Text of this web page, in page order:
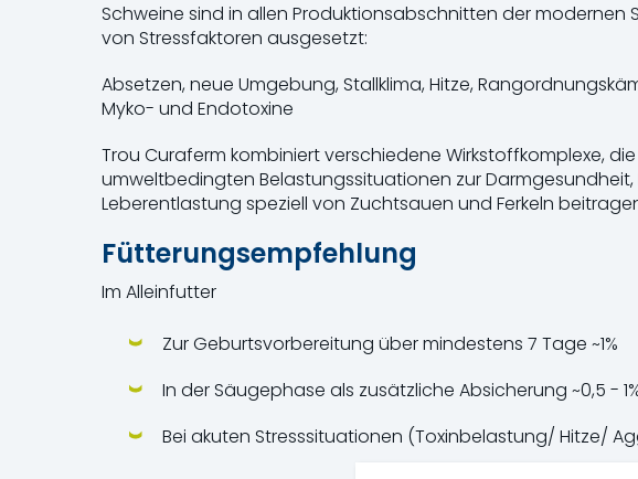
Schweine sind in allen Produktionsabschnitten der modernen
von Stressfaktoren ausgesetzt:
Absetzen, neue Umgebung, Stallklima, Hitze,
Myko- und Endotoxine
Trou Curaferm kombiniert verschiedene Wirkstoffkomplexe,
umweltbedingten Belastungssituationen zur
Leberentlastung speziell von Zuchtsauen und Ferkeln
Fütterungsempfehlung
Im Alleinfutter
Zur Geburtsvorbereitung über mindestens 7 Tage ~1%
In der Säugephase als zusätzliche Absicherung ~0,5 -
Bei akuten Stresssituationen (Toxinbelastung/ Hitze/